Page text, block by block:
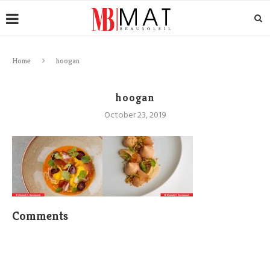
Home hoogan
hoogan
October 23, 2019
Comments